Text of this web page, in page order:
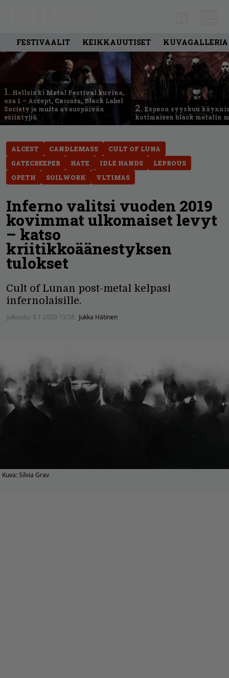
FESTIVAALIT KEIKKAUUTISET KUVAGALLERIA
1. Hellsinki Metal Festival kuvina,
osa 1 – Accept, Carcass, Black Label
Society ja muita avauspäivän
esiintyjiä
2. Espoon syyskuu
kotimaisen black metalin
ALCEST CANDLEMASS
CULT OF LUNA
GATECREEPER
HATE IDLE HANDS
LEPROUS
OPETH
SOILWORK VLTIMAS
Inferno valitsi vuoden 2019
kovimmat ulkomaiset levyt
– katso
kriitikkoäänestyksen
tulokset
Cult of Lunan post-metal kelpasi
infernolaisille.
Julkaistu: 8.1.2020 13:58 Jukka Hätinen
Kuva: Silvia Grav